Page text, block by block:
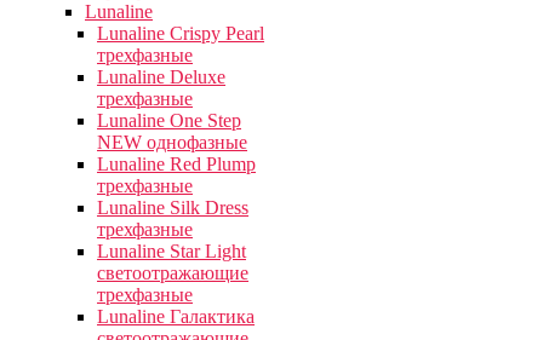
Lunaline
Lunaline Crispy Pearl
трехфазные
Lunaline Deluxe
трехфазные
Lunaline One Step
NEW однофазные
Lunaline Red Plump
трехфазные
Lunaline Silk Dress
трехфазные
Lunaline Star Light
светоотражающие
трехфазные
Lunaline Галактика